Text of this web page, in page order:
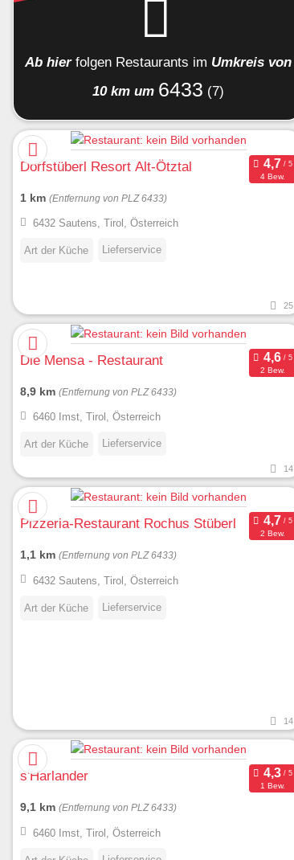
Ab hier folgen Restaurants im Umkreis von
10 km um 6433 (7)
Dorfstüberl Resort Alt-Ötztal
4 Bew.
1 km (Entfernung von PLZ 6433)
6432 Sautens, Tirol, Österreich
Art der Küche Lieferservice
25
Die Mensa - Restaurant
2 Bew.
8,9 km (Entfernung von PLZ 6433)
6460 Imst, Tirol, Österreich
Art der Küche Lieferservice
14
Pizzeria-Restaurant Rochus Stüberl
2 Bew.
1,1 km (Entfernung von PLZ 6433)
6432 Sautens, Tirol, Österreich
Art der Küche Lieferservice
14
s'Harlander
1 Bew.
9,1 km (Entfernung von PLZ 6433)
6460 Imst, Tirol, Österreich